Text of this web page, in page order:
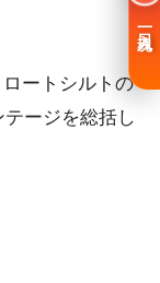
ートシルトの
ージを総括し